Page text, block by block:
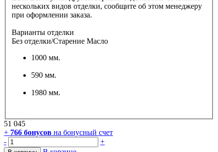
нескольких видов отделки, сообщите об этом менеджеру
при оформлении заказа.
Варианты отделки
Без отделки/Старение Масло
1000 мм.
590 мм.
1980 мм.
51 045
+ 766 бонусов на бонусный счет
-
+